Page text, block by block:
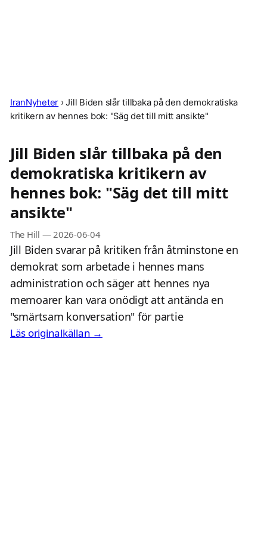
IranNyheter ›Jill Biden slår tillbaka på den demokratiska
kritikern av hennes bok: "Säg det till mitt ansikte"
Jill Biden slår tillbaka på den
demokratiska kritikern av
hennes bok: "Säg det till mitt
ansikte"
The Hill — 2026-06-04
Jill Biden svarar på kritiken från åtminstone en
demokrat som arbetade i hennes mans
administration och säger att hennes nya
memoarer kan vara onödigt att antända en
"smärtsam konversation" för partie
Läs originalkällan →